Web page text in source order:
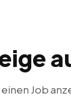
Job